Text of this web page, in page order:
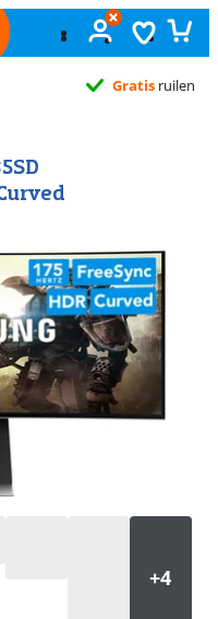
181 reviews.